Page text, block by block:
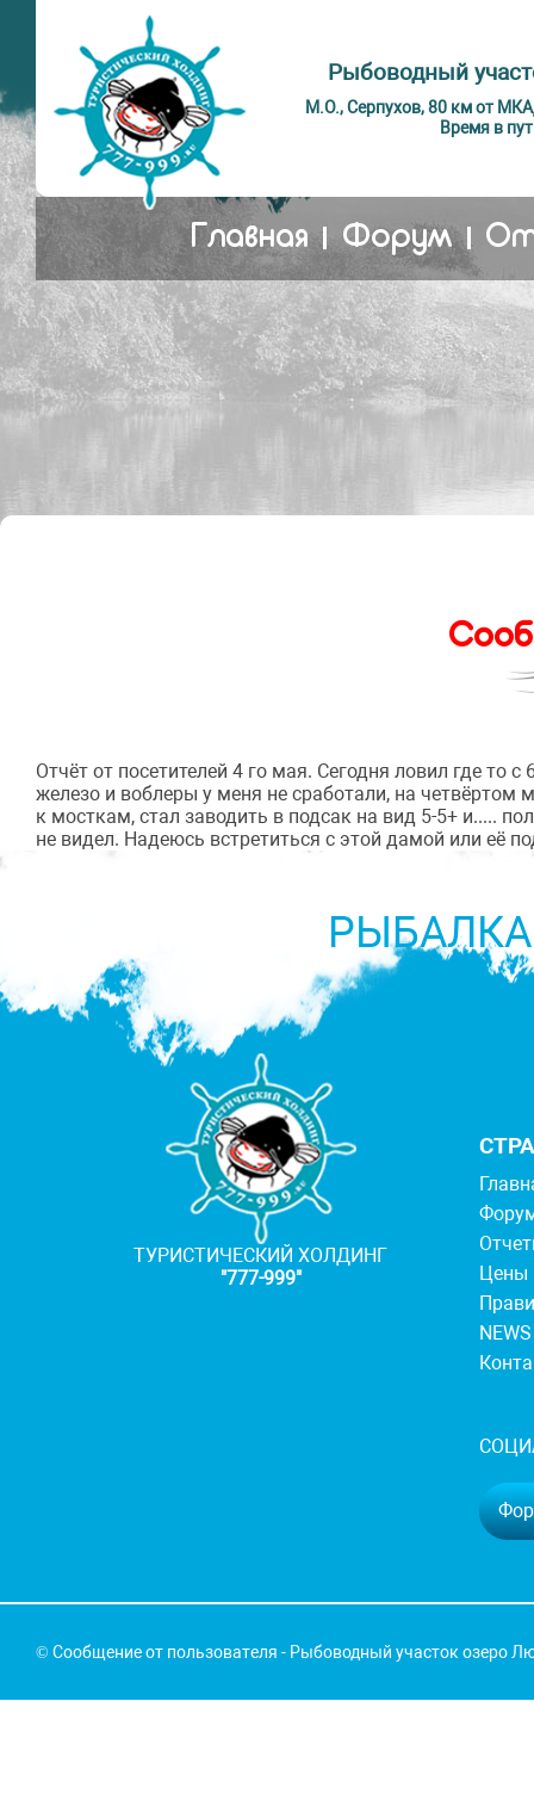
Рыбоводный
М.О., Серпухов, 80 км от
Время в
Главная Форум
Отчёт от посетителей 4 го мая. Сегодня ловил где то
железо и воблеры у меня не сработали, на четвёртом
к мосткам, стал заводить в подсак на вид 5-5+ и.....
не видел. Надеюсь встретиться с этой дамой или её
ТУРИСТИЧЕСКИЙ ХОЛДИНГ
"777-999"
Цены
NEWS
© Сообщение от пользователя - Рыбоводный участок озеро